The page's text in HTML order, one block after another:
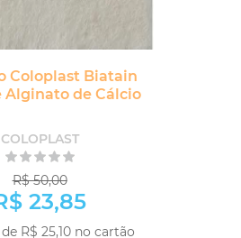
Coloplast Biatain
Alginato de Cálcio
COLOPLAST
R$ 50,00
23,85
R$ 25,10 no cartão